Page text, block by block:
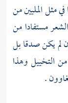
مثل المليين من
مستفادا من
لم يكن صدقا بل
التخييل وهذا
.